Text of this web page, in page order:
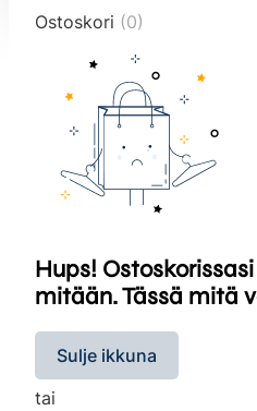
Ostoskori (0)
Hups!
mitään. Tässä mitä
Sulje ikkuna
tai